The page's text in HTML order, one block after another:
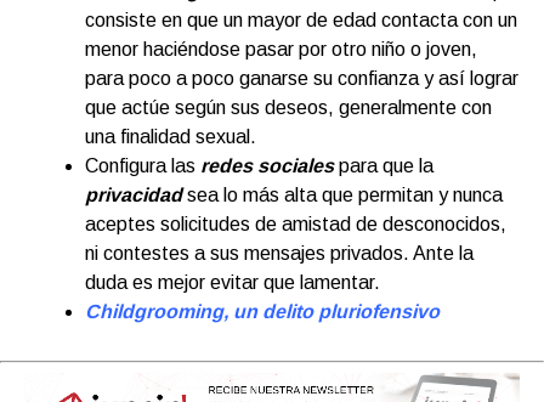
consiste en que un mayor de edad contacta con un
menor haciéndose pasar por otro niño o joven,
para poco a poco ganarse su confianza y así lograr
que actúe según sus deseos, generalmente con
una finalidad sexual.
Configura las redes socialespara que la
privacidadsea lo más alta que permitan y nunca
aceptes solicitudes de amistad de desconocidos,
ni contestes a sus mensajes privados. Ante la
duda es mejor evitar que lamentar.
Childgrooming, un delito pluriofensivo